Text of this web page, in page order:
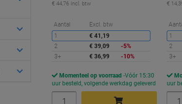
€ 44,76 Incl. btw
Aantal Excl. btw
Korting
1
€ 41,19
2
€ 39,09
-5%
3+
€ 36,99 -10%
Momenteel op voorraad Vóór 15:30
uur besteld, volgende werkdag geleverd
€
1
2
3+
uur